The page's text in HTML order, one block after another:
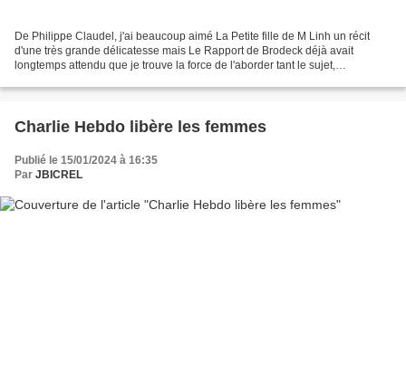
De Philippe Claudel, j'ai beaucoup aimé La Petite fille de M Linh un récit
d'une très grande délicatesse mais Le Rapport de Brodeck déjà avait
longtemps attendu que je trouve la force de l'aborder tant le sujet,
Charlie Hebdo libère les femmes
Publié le 15/01/2024 à 16:35
Par JBICREL